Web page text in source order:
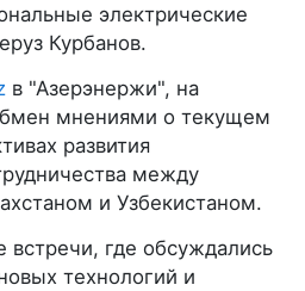
электрические
Курбанов.
в "Азерэнержи", на
мнениями о текущем
развития
между
и Узбекистаном.
где обсуждались
технологий и